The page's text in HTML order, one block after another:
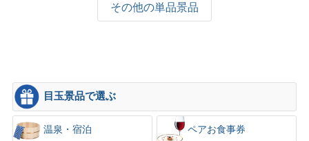
その他の単品景品
目玉景品で選ぶ
温泉・宿泊 ペアお食事券